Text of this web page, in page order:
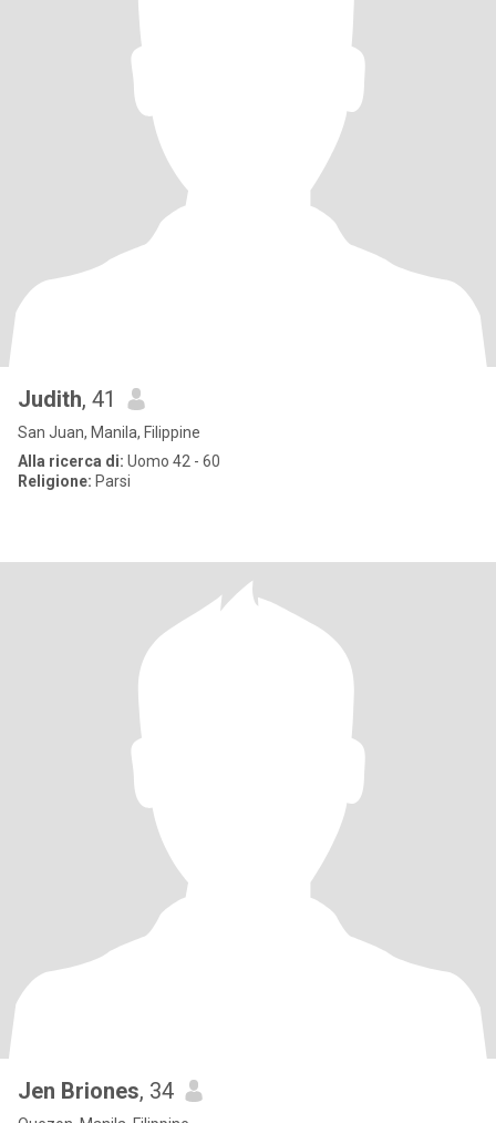
Judith, 41
San Juan, Manila, Filippine
Alla ricerca di: Uomo 42 - 60
Religione: Parsi
Jen Briones, 34